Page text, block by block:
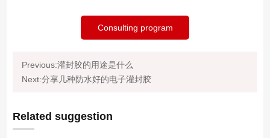
Consulting program
Previous:灌封胶的用途是什么
Next:分享几种防水好的电子灌封胶
Related suggestion